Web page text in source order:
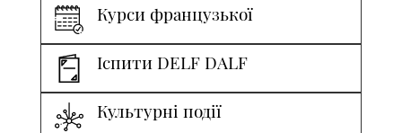
Курси французької
Іспити DELF DALF
Культурні події